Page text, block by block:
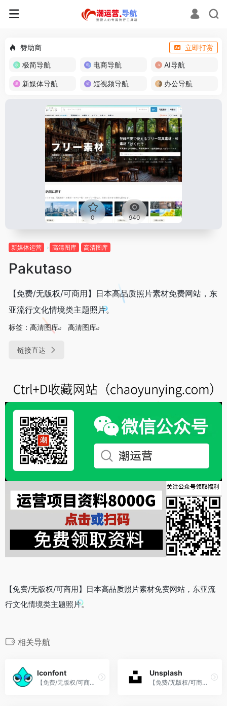
赞助商
立即打赏
极简导航
电商导航 AI导航
新媒体导航 短视频导航 办公导航
0 940
新媒体运营 高清图库 高清图库
Pakutaso
【免费/无版权/可商用】日本高品质照片素材免费网站，东
亚流行文化情境类主题照片。
标签： 高清图库 高清图库
链接直达
【免费/无版权/可商用】日本高品质照片素材免费网站，东亚流
行文化情境类主题照片。
相关导航
Iconfont
【免费/无版权/可商用】阿里巴巴矢量图标库，提供矢量图标下载、在线存储等功能。
Unsplash
【免费/无版权/可商用】清新的生活气息类图片，任何使用，都很百搭。